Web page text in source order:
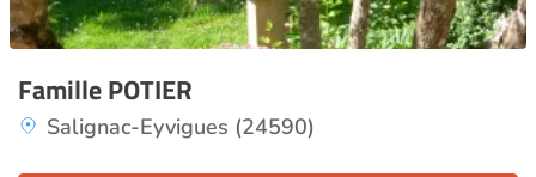
Famille POTIER
Salignac-Eyvigues (24590)